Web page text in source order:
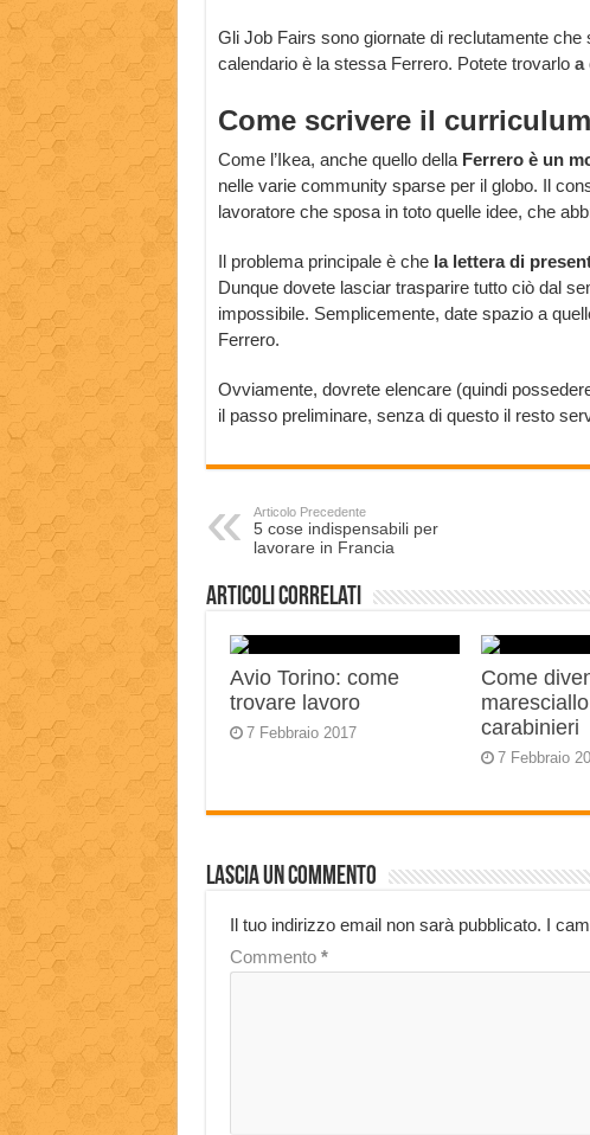
Gli Job Fairs sono giornate di reclutamente che
calendario è la stessa Ferrero. Potete trovarloa
Come scrivere il curriculum
Come l’Ikea, anche quello dellaFerrero è un
nelle varie community sparse per il globo. Il
lavoratore che sposa in toto quelle idee, che
Il problema principale è chela lettera di
Dunque dovete lasciar trasparire tutto ciò dal
impossibile. Semplicemente, date spazio a
Ferrero.
Ovviamente, dovrete elencare (quindi
il passo preliminare, senza di questo il resto
Articolo Precedente
5 cose indispensabili per
lavorare in Francia
Articoli correlati
Avio Torino: come
trovare lavoro
7 Febbraio 2017
Come
carabinieri
7 Febbraio
Lascia un commento
Il tuo indirizzo email non sarà pubblicato. I
Commento *